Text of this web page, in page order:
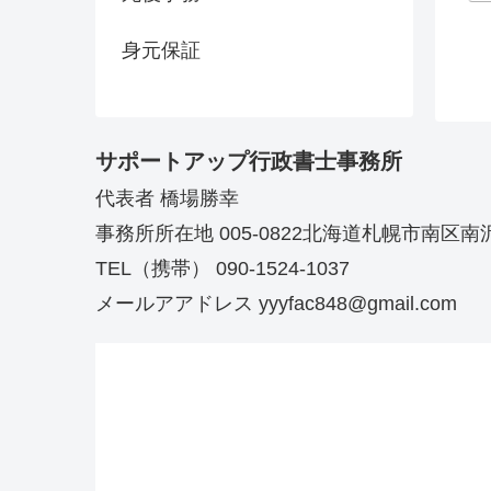
身元保証
サポートアップ行政書士事務所
代表者 橋場勝幸
事務所所在地 005-0822北海道札幌市南区南
TEL（携帯） 090-1524-1037
メールアアドレス yyyfac848@gmail.com